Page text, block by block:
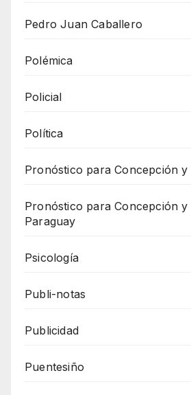
Pedro Juan Caballero
Polémica
Policial
Política
Pronóstico para Concepción y
Pronóstico para Concepción
Paraguay
Psicología
Publi-notas
Publicidad
Puentesiño